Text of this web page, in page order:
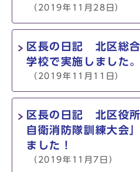
（2019年11月28日）
区長の日記 北区総
学校で実施しました。
（2019年11月11日）
区長の日記 北区役
自衛消防隊訓練大会
ました！
（2019年11月7日）